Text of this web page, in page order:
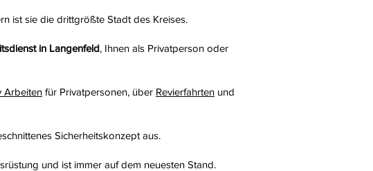
ist sie die drittgrößte Stadt des Kreises.
in Langenfeld, Ihnen als Privatperson oder
Arbeiten für Privatpersonen, über Revierfahrten und
Sicherheitskonzept aus.
und ist immer auf dem neuesten Stand.